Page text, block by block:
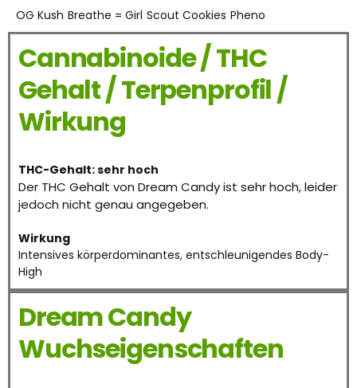
OG Kush Breathe = Girl Scout Cookies Pheno
Cannabinoide / THC
Gehalt / Terpenprofil /
Wirkung
THC-Gehalt: sehr hoch
Der THC Gehalt von Dream Candy ist sehr hoch, leider
jedoch nicht genau angegeben.
Wirkung
Intensives körperdominantes, entschleunigendes Body-
High
Dream Candy
Wuchseigenschaften